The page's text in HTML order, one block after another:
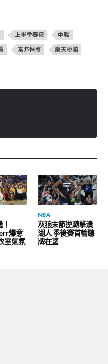
上半季賽程 中職
富邦悍將 樂天桃猿
爆意
室氣氛
NBA
灰狼末節逆轉擊潰
湖人 季後賽首輪聽
牌在望